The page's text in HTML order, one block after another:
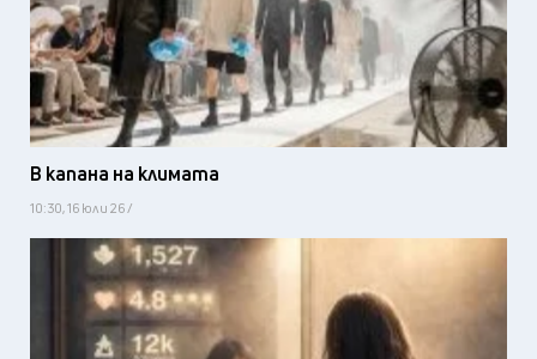
В капана на климата
10:30, 16 юли 26 /